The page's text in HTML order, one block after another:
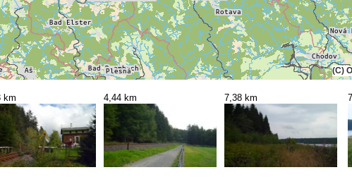
(C)
km 4,44 km 7,38 km